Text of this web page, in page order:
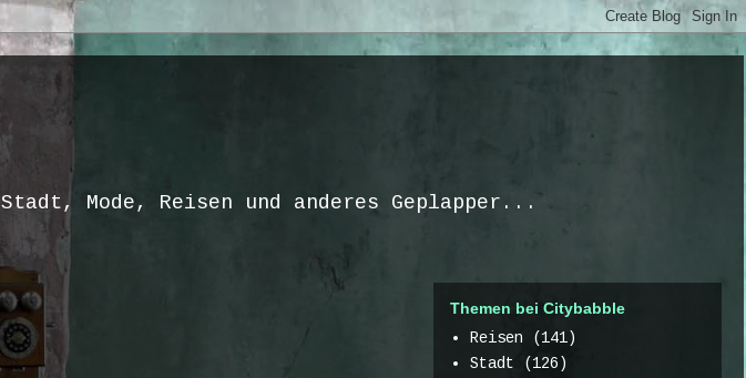
Mode, Reisen und anderes Geplapper...
Themen bei Citybabble
Reisen
(141)
Stadt
(126)